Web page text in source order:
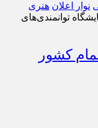
نوار اعلان هنری
توانمندی‌های
کشور